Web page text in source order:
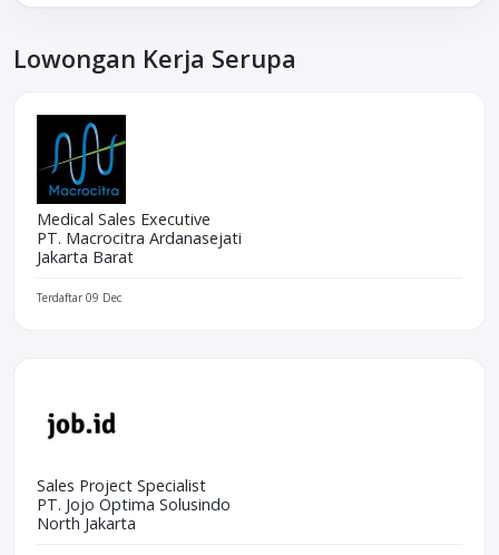
Lowongan Kerja Serupa
Medical Sales Executive
PT. Macrocitra Ardanasejati
Jakarta Barat
Terdaftar 09 Dec
Sales Project Specialist
PT. Jojo Optima Solusindo
North Jakarta